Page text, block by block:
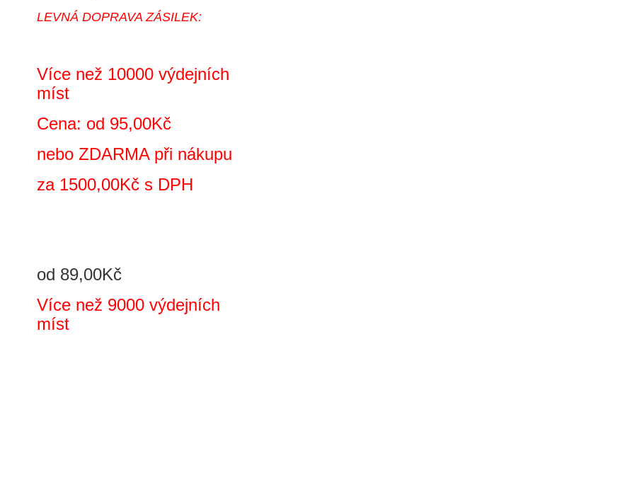
LEVNÁ DOPRAVA ZÁSILEK:
Více než 10000 výdejních
míst
Cena: od 95,00Kč
nebo ZDARMA při nákupu
za 1500,00Kč s DPH
od 89,00Kč
Více než 9000 výdejních
míst